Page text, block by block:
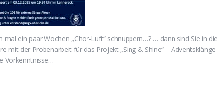
ein paar Wochen „Chor-Luft“ schnuppern…? … dann sind Sie in
mit der Probenarbeit für das Projekt „Sing & Shine“ –
Vorkenntnisse…